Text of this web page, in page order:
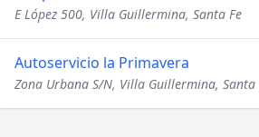
E López 500, Villa Guillermina, Santa Fe
Autoservicio la Primavera
Zona Urbana S/N, Villa Guillermina, Santa